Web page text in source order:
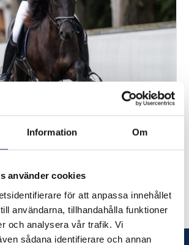
Information Om
använder cookies
för att anpassa innehållet
användarna, tillhandahålla funktioner
och analysera vår trafik. Vi
sådana identifierare och annan
nivå 3 i Gaedingalist
Hagander, Erlingur Erlingsson,
nivå 3 under Wångens
18-20 oktober.